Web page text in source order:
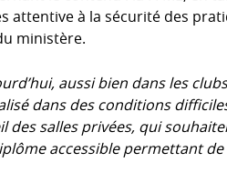
attentive à la sécurité des
ministère.
aussi bien dans les
dans des conditions
des salles privées, qui
accessible permettant